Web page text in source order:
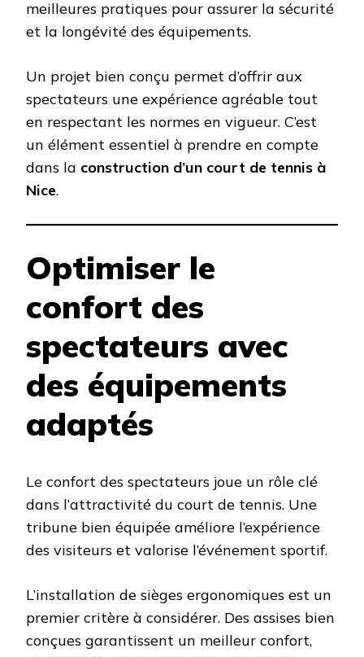
meilleures pratiques pour assurer la sécurité
et la longévité des équipements.
Un projet bien conçu permet d’offrir aux
spectateurs une expérience agréable tout
en respectant les normes en vigueur. C’est
un élément essentiel à prendre en compte
dans la construction d’un court de tennis à
Nice.
Optimiser le
confort des
spectateurs avec
des équipements
adaptés
Le confort des spectateurs joue un rôle clé
dans l’attractivité du court de tennis. Une
tribune bien équipée améliore l’expérience
des visiteurs et valorise l’événement sportif.
L’installation de sièges ergonomiques est un
premier critère à considérer. Des assises bien
conçues garantissent un meilleur confort,